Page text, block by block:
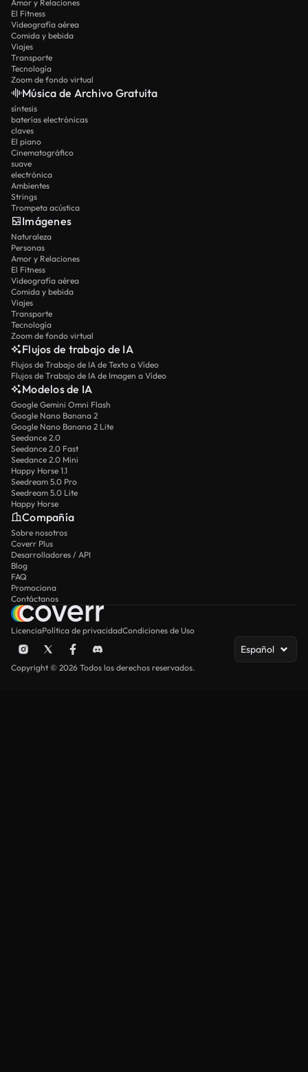
Amor y Relaciones
El Fitness
Videografía aérea
Comida y bebida
Viajes
Transporte
Tecnología
Zoom de fondo virtual
Música de Archivo Gratuita
síntesis
baterías electrónicas
claves
El piano
Cinematográfico
suave
electrónica
Ambientes
Strings
Trompeta acústica
Imágenes
Naturaleza
Personas
Amor y Relaciones
El Fitness
Videografía aérea
Comida y bebida
Viajes
Transporte
Tecnología
Zoom de fondo virtual
Flujos de trabajo de IA
Flujos de Trabajo de IA de Texto a Vídeo
Flujos de Trabajo de IA de Imagen a Vídeo
Modelos de IA
Google Gemini Omni Flash
Google Nano Banana 2
Google Nano Banana 2 Lite
Seedance 2.0
Seedance 2.0 Fast
Seedance 2.0 Mini
Happy Horse 1.1
Seedream 5.0 Pro
Seedream 5.0 Lite
Happy Horse
Compañía
Sobre nosotros
Coverr Plus
Desarrolladores / API
Blog
FAQ
Promociona
Contáctanos
LicenciaPolítica de privacidadCondiciones de Uso
Español
Copyright © 2026 Todos los derechos reservados.